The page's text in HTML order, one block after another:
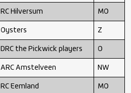
RC Hilversum MO
Oysters Z
DRC the Pickwick players O
ARC Amstelveen NW
RC Eemland MO